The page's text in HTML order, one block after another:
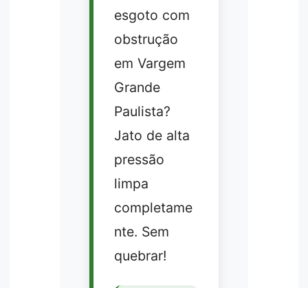
esgoto com
obstrução
em Vargem
Grande
Paulista?
Jato de alta
pressão
limpa
completame
nte. Sem
quebrar!